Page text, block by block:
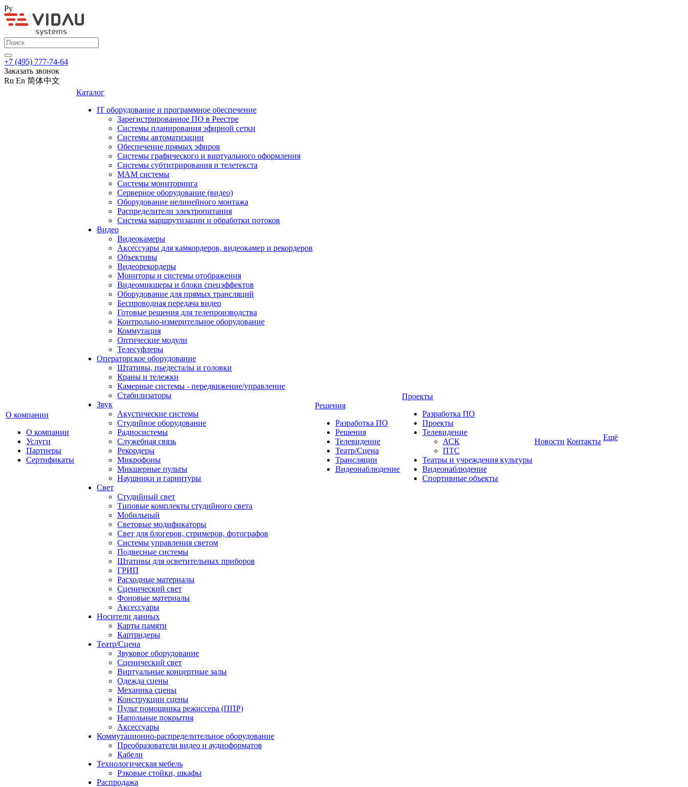
Ру
+7 (495) 777-74-64
Заказать звонок
Ru En 简体中文
О компании
О компании
Услуги
Партнеры
Сертификаты
Каталог
IT оборудование и программное обеспечение
Зарегистрированное ПО в Реестре
Системы планирования эфирной сетки
Системы автоматизации
Обеспечение прямых эфиров
Системы графического и виртуального оформления
Системы субтитрирования и телетекста
MAM системы
Системы мониторинга
Серверное оборудование (видео)
Оборудование нелинейного монтажа
Распределители электропитания
Система маршрутизации и обработки потоков
Видео
Видеокамеры
Аксессуары для камкордеров, видеокамер и рекордеров
Объективы
Видеорекордеры
Мониторы и системы отображения
Видеомикшеры и блоки спецэффектов
Оборудование для прямых трансляций
Беспроводная передача видео
Готовые решения для телепроизводства
Контрольно-измерительное оборудование
Коммутация
Оптические модули
Телесуфлеры
Операторское оборудование
Штативы, пьедесталы и головки
Краны и тележки
Камерные системы - передвижение/управление
Стабилизаторы
Звук
Акустические системы
Студийное оборудование
Радиосистемы
Служебная связь
Рекордеры
Микрофоны
Микшерные пульты
Наушники и гарнитуры
Свет
Студийный свет
Типовые комплекты студийного света
Мобильный
Световые модификаторы
Свет для блогеров, стримеров, фотографов
Системы управления светом
Подвесные системы
Штативы для осветительных приборов
ГРИП
Расходные материалы
Сценический свет
Фоновые материалы
Аксессуары
Носители данных
Карты памяти
Картридеры
Театр/Сцена
Звуковое оборудование
Сценический свет
Виртуальные концертные залы
Одежда сцены
Механика сцены
Конструкции сцены
Пульт помощника режиссера (ППР)
Напольные покрытия
Аксессуары
Коммутационно-распределительное оборудование
Преобразователи видео и аудиоформатов
Кабели
Технологическая мебель
Рэковые стойки, шкафы
Распродажа
Решения
Разработка ПО
Решения
Телевидение
Театр/Сцена
Трансляции
Видеонаблюдение
Проекты
Разработка ПО
Проекты
Телевидение
АСК
ПТС
Театры и учреждения культуры
Видеонаблюдение
Спортивные объекты
Новости Контакты Ещё